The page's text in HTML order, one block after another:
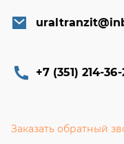
+7 (351) 214-
Заказать обратный